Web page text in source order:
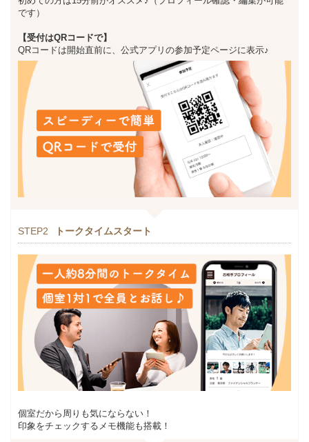
です）
【受付はQRコードで】
QRコードは開始直前に、公式アプリの参加予定ページに表示♪
STEP2 トークタイムスタート
個室だから周りも気にならない！
印象をチェックするメモ機能も搭載！